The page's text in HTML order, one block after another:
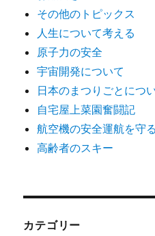
その他のトピックス
人生について考える
原子力の安全
宇宙開発について
日本のまつりごとにつ
自宅屋上菜園奮闘記
航空機の安全運航を守
高齢者のスキー
カテゴリー